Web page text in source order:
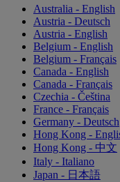
Australia - English
Austria - Deutsch
Austria - English
Belgium - English
Belgium - Français
Canada - English
Canada - Français
Czechia - Čeština
France - Français
Germany - Deutsch
Hong Kong -
Hong Kong - 中文
Italy - Italiano
Japan - 日本語